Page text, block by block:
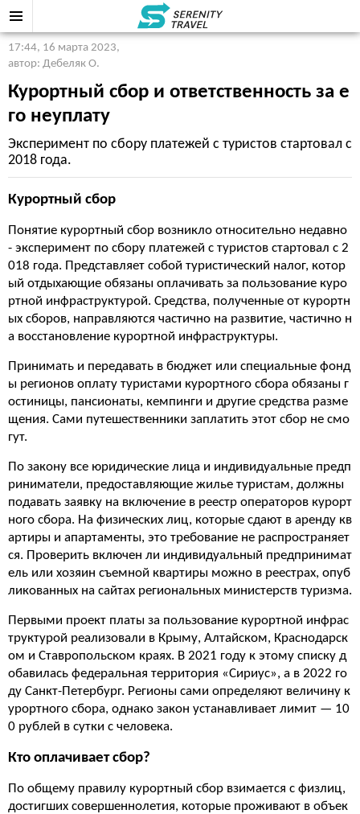
17:44, 16 марта 2023,
автор: Дебеляк О.
Курортный сбор и ответственность за е
го неуплату
Эксперимент по сбору платежей с туристов стартовал с
2018 года.
Курортный сбор
Понятие курортный сбор возникло относительно недавно
- эксперимент по сбору платежей с туристов стартовал с 2
018 года. Представляет собой туристический налог, котор
ый отдыхающие обязаны оплачивать за пользование куро
ртной инфраструктурой. Средства, полученные от курортн
ых сборов, направляются частично на развитие, частично н
а восстановление курортной инфраструктуры.
Принимать и передавать в бюджет или специальные фонд
ы регионов оплату туристами курортного сбора обязаны г
остиницы, пансионаты, кемпинги и другие средства разме
щения. Сами путешественники заплатить этот сбор не смо
гут.
По закону все юридические лица и индивидуальные предп
риниматели, предоставляющие жилье туристам, должны
подавать заявку на включение в реестр операторов курорт
ного сбора. На физических лиц, которые сдают в аренду кв
артиры и апартаменты, это требование не распространяет
ся. Проверить включен ли индивидуальный предпринимат
ель или хозяин съемной квартиры можно в реестрах, опуб
ликованных на сайтах региональных министерств туризма.
Первыми проект платы за пользование курортной инфрас
труктурой реализовали в Крыму, Алтайском, Краснодарск
ом и Ставропольском краях. В 2021 году к этому списку д
обавилась федеральная территория «Сириус», а в 2022 го
ду Санкт-Петербург. Регионы сами определяют величину к
урортного сбора, однако закон устанавливает лимит — 10
0 рублей в сутки с человека.
Кто оплачивает сбор?
По общему правилу курортный сбор взимается с физлиц,
достигших совершеннолетия, которые проживают в объек